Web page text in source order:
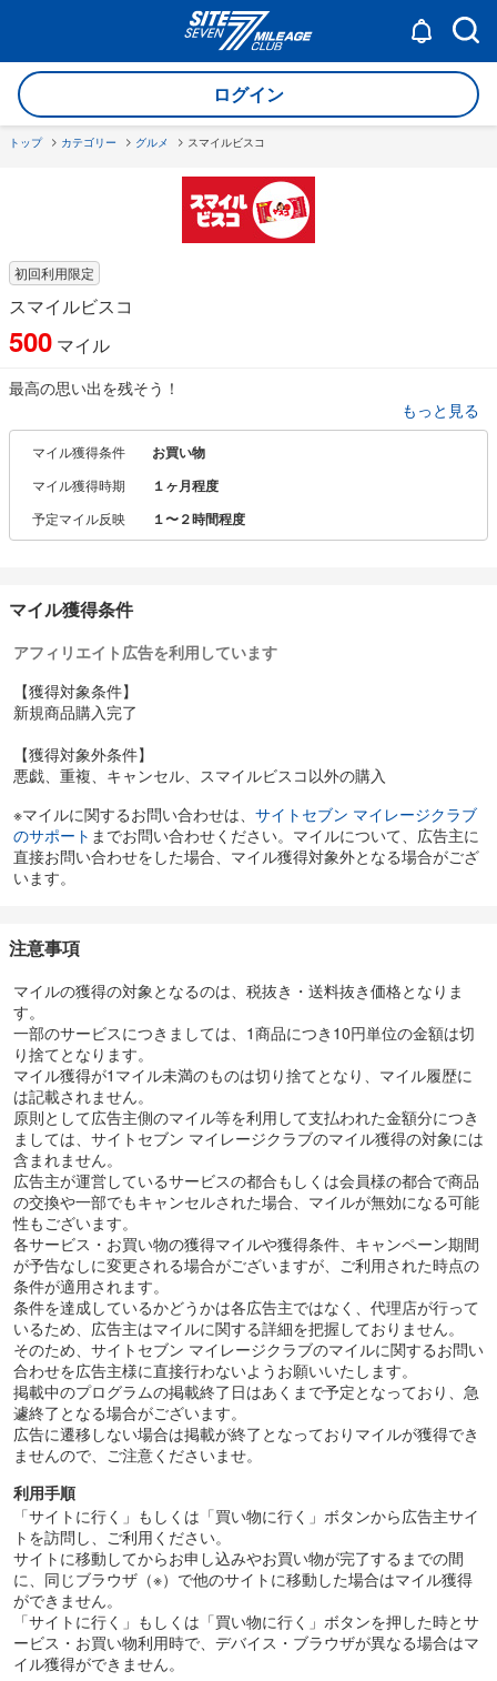
ログイン
トップ カテゴリー グルメ スマイルビスコ
初回利用限定
スマイルビスコ
500 マイル
最高の思い出を残そう！
スマイルビスコは、あなただけの記念日を、楽しく演出します！
結婚式のプチギフトや、出産記念、思いを伝えるタイミングなどに
さまざまなシーンに合わせて、ドンドン活用してみましょう♪
もっと見る
マイル獲得条件 お買い物
マイル獲得時期 １ヶ月程度
予定マイル反映 １〜２時間程度
マイル獲得条件
アフィリエイト広告を利用しています
【獲得対象条件】
新規商品購入完了
【獲得対象外条件】
悪戯、重複、キャンセル、スマイルビスコ以外の購入
※マイルに関するお問い合わせは、 サイトセブン マイレージクラブ
のサポート までお問い合わせください。マイルについて、広告主に
直接お問い合わせをした場合、マイル獲得対象外となる場合がござ
います。
注意事項
マイルの獲得の対象となるのは、税抜き・送料抜き価格となりま
す。
一部のサービスにつきましては、1商品につき10円単位の金額は切
り捨てとなります。
マイル獲得が1マイル未満のものは切り捨てとなり、マイル履歴に
は記載されません。
原則として広告主側のマイル等を利用して支払われた金額分につき
ましては、サイトセブン マイレージクラブのマイル獲得の対象には
含まれません。
広告主が運営しているサービスの都合もしくは会員様の都合で商品
の交換や一部でもキャンセルされた場合、マイルが無効になる可能
性もございます。
各サービス・お買い物の獲得マイルや獲得条件、キャンペーン期間
が予告なしに変更される場合がございますが、ご利用された時点の
条件が適用されます。
条件を達成しているかどうかは各広告主ではなく、代理店が行って
いるため、広告主はマイルに関する詳細を把握しておりません。
そのため、サイトセブン マイレージクラブのマイルに関するお問い
合わせを広告主様に直接行わないようお願いいたします。
掲載中のプログラムの掲載終了日はあくまで予定となっており、急
遽終了となる場合がございます。
広告に遷移しない場合は掲載が終了となっておりマイルが獲得でき
ませんので、ご注意くださいませ。
利用手順
「サイトに行く」もしくは「買い物に行く」ボタンから広告主サイ
トを訪問し、ご利用ください。
サイトに移動してからお申し込みやお買い物が完了するまでの間
に、同じブラウザ（※）で他のサイトに移動した場合はマイル獲得
ができません。
「サイトに行く」もしくは「買い物に行く」ボタンを押した時とサ
ービス・お買い物利用時で、デバイス・ブラウザが異なる場合はマ
イル獲得ができません。